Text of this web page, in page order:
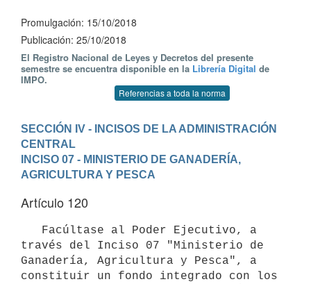
Promulgación: 15/10/2018
Publicación: 25/10/2018
El Registro Nacional de Leyes y Decretos del presente
semestre se encuentra disponible en la Librería Digital de
IMPO.
Referencias a toda la norma
SECCIÓN IV - INCISOS DE LA ADMINISTRACIÓN
CENTRAL
INCISO 07 - MINISTERIO DE GANADERÍA,
AGRICULTURA Y PESCA
Artículo 120
través del Inciso 07 "Ministerio de
Ganadería, Agricultura y Pesca", a
constituir un fondo integrado con los